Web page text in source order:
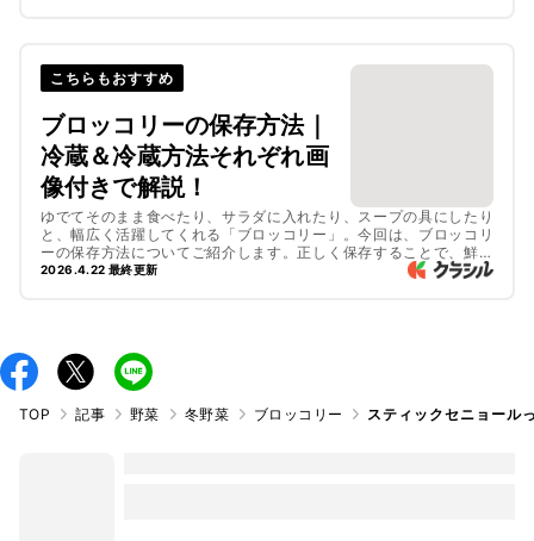
こちらもおすすめ
ブロッコリーの保存方法｜
冷蔵＆冷蔵方法それぞれ画
像付きで解説！
ゆでてそのまま食べたり、サラダに入れたり、スープの具にしたり
と、幅広く活躍してくれる「ブロッコリー」。今回は、ブロッコリ
ーの保存方法についてご紹介します。正しく保存することで、鮮や
かな緑色と歯ごたえを長持ちさせることができますよ。冷蔵・冷凍
2026.4.22 最終更新
TOP 記事 野菜 冬野菜 ブロッコリー スティックセニョール